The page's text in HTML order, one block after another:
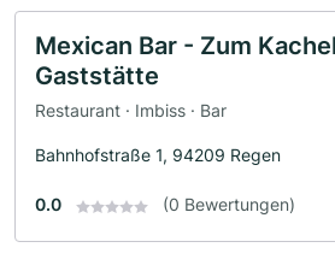
Mexican Bar - Zum
Gaststätte
Restaurant · Imbiss · Bar
Bahnhofstraße 1, 94209 Regen
0.0 (0 Bewertungen)